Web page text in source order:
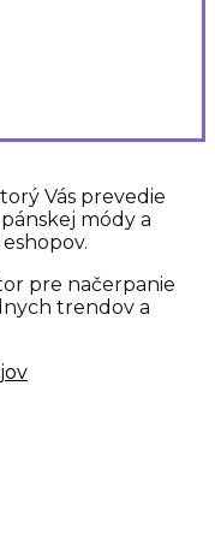
Vás prevedie
módy a
pre načerpanie
trendov a